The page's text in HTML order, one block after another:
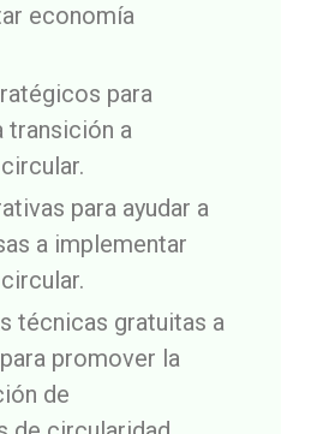
economía
para
transición a
para ayudar a
a implementar
técnicas gratuitas a
promover la
de